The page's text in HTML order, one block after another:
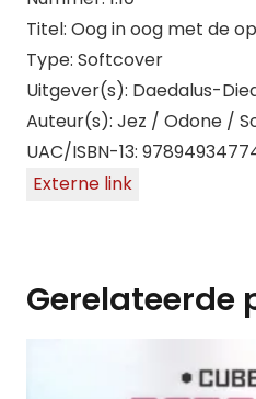
Titel: Oog in oog met de
Type: Softcover
Uitgever(s): Daedalus-
Auteur(s): Jez / Odone /
UAC/ISBN-13:
Externe link
Gerelateerde